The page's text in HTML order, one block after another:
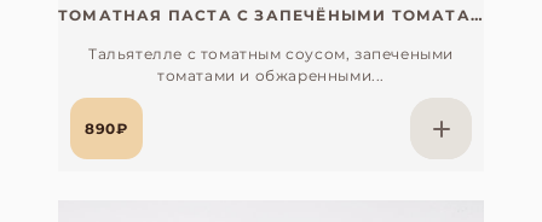
ТОМАТНАЯ ПАСТА С ЗАПЕЧЁНЫМИ ТОМАТАМИ И АРТИШОКАМИ
Тальятелле с томатным соусом, запечеными
томатами и обжаренными...
890₽